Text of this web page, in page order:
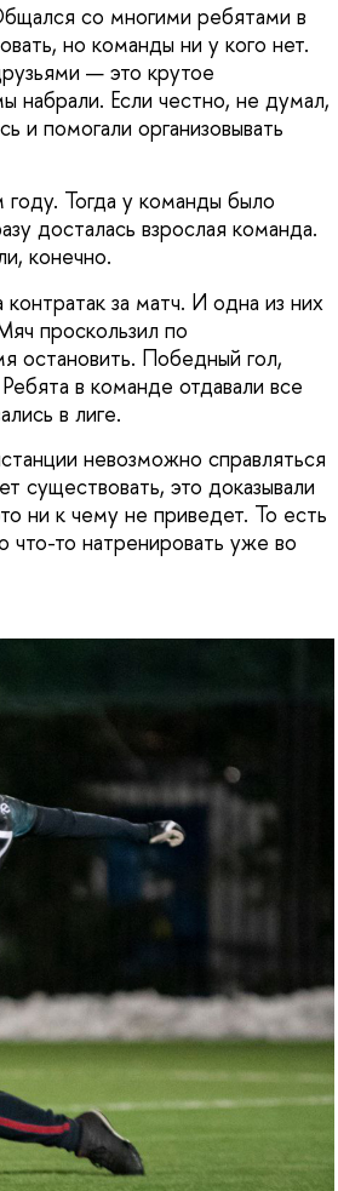
со многими ребятами в
но команды ни у кого нет.
— это крутое
набрали. Если честно, не думал,
и помогали организовывать
Тогда у команды было
досталась взрослая команда.
конечно.
за матч. И одна из них
проскользил по
остановить. Победный гол,
в команде отдавали все
в лиге.
невозможно справляться
существовать, это доказывали
ни к чему не приведет. То есть
что-то натренировать уже во